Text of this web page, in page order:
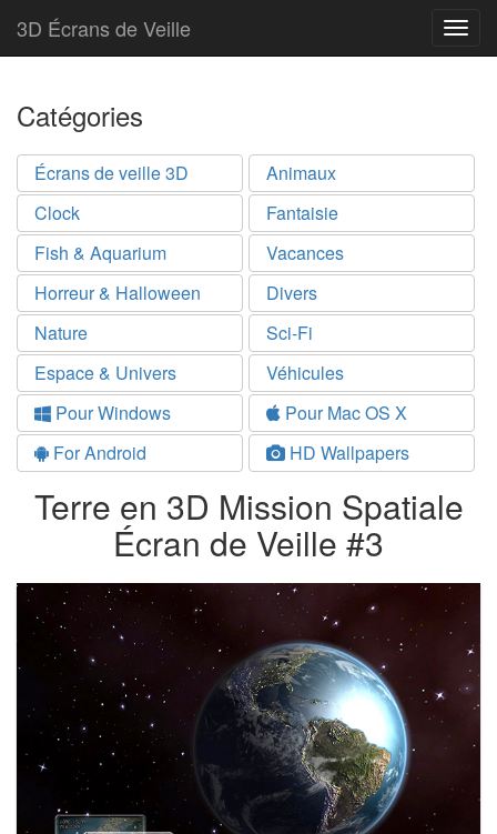
3D Écrans de Veille
Catégories
Écrans de veille 3D
Animaux
Clock
Fantaisie
Fish & Aquarium
Vacances
Horreur & Halloween
Divers
Nature
Sci-Fi
Espace & Univers
Véhicules
Pour Windows
Pour Mac OS X
For Android
HD Wallpapers
Terre en 3D Mission Spatiale
Écran de Veille #3